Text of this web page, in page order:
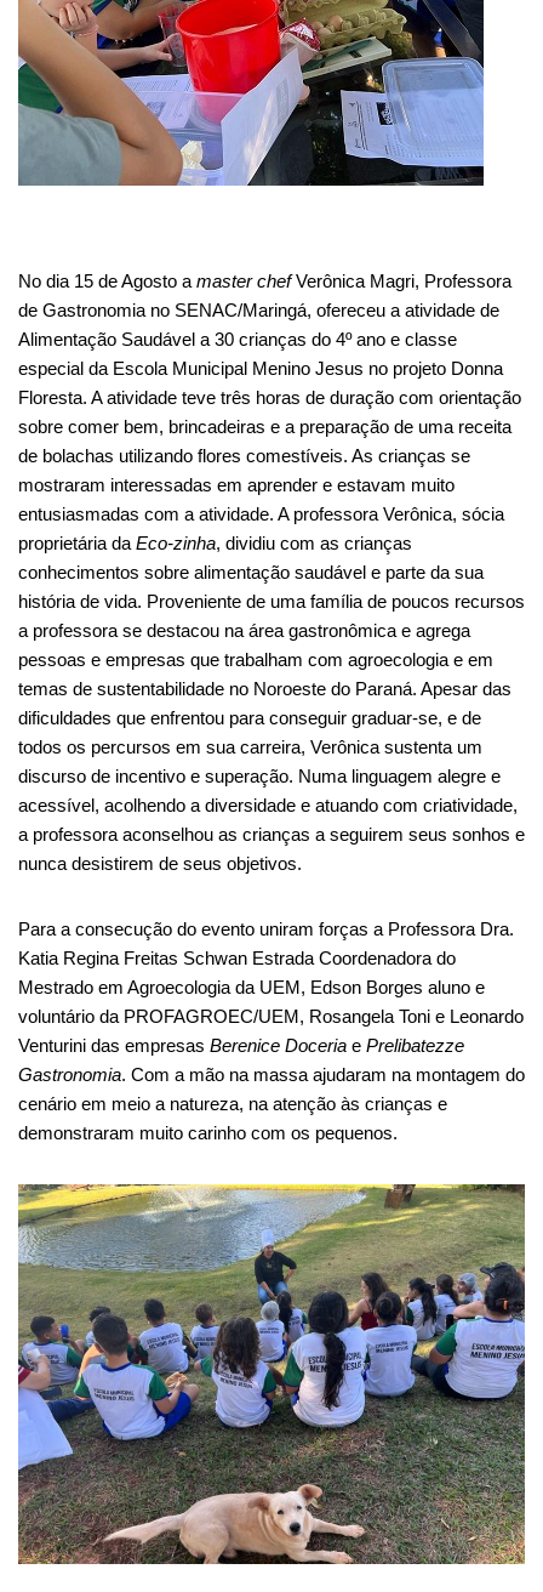
No dia 15 de Agosto a master chefVerônica Magri, Professora
de Gastronomia no SENAC/Maringá, ofereceu a atividade de
Alimentação Saudável a 30 crianças do 4º ano e classe
especial da Escola Municipal Menino Jesus no projeto Donna
Floresta. A atividade teve três horas de duração com orientação
sobre comer bem, brincadeiras e a preparação de uma receita
de bolachas utilizando flores comestíveis. As crianças se
mostraram interessadas em aprender e estavam muito
entusiasmadas com a atividade. A professora Verônica, sócia
proprietária da Eco-zinha, dividiu com as crianças
conhecimentos sobre alimentação saudável e parte da sua
história de vida. Proveniente de uma família de poucos recursos
a professora se destacou na área gastronômica e agrega
pessoas e empresas que trabalham com agroecologia e em
temas de sustentabilidade no Noroeste do Paraná. Apesar das
dificuldades que enfrentou para conseguir graduar-se, e de
todos os percursos em sua carreira, Verônica sustenta um
discurso de incentivo e superação. Numa linguagem alegre e
acessível, acolhendo a diversidade e atuando com criatividade,
a professora aconselhou as crianças a seguirem seus sonhos e
nunca desistirem de seus objetivos.
Para a consecução do evento uniram forças a Professora Dra.
Katia Regina Freitas Schwan Estrada Coordenadora do
Mestrado em Agroecologia da UEM, Edson Borges aluno e
voluntário da PROFAGROEC/UEM, Rosangela Toni e Leonardo
Venturini das empresas Berenice Doceria e Prelibatezze
Gastronomia. Com a mão na massa ajudaram na montagem do
cenário em meio a natureza, na atenção às crianças e
demonstraram muito carinho com os pequenos.